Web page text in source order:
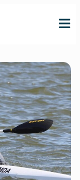
RO
RU
EN